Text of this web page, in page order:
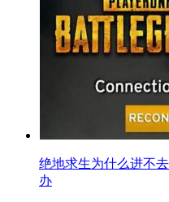
绝地求生为什么进不
办